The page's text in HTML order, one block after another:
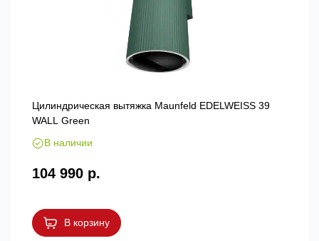
Цилиндрическая вытяжка Maunfeld EDELWEISS 39
WALL Green
В наличии
104 990 р.
В корзину